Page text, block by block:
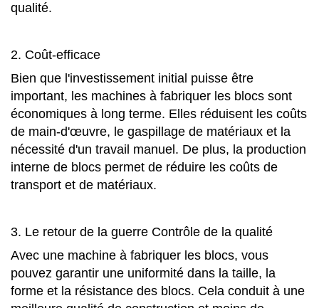
qualité.
2. Coût-efficace
Bien que l'investissement initial puisse être
important, les machines à fabriquer les blocs sont
économiques à long terme. Elles réduisent les coûts
de main-d'œuvre, le gaspillage de matériaux et la
nécessité d'un travail manuel. De plus, la production
interne de blocs permet de réduire les coûts de
transport et de matériaux.
3. Le retour de la guerre Contrôle de la qualité
Avec une machine à fabriquer les blocs, vous
pouvez garantir une uniformité dans la taille, la
forme et la résistance des blocs. Cela conduit à une